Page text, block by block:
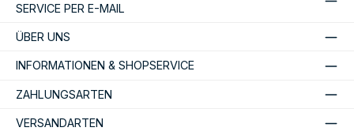
SERVICE PER E-MAIL
ÜBER UNS
INFORMATIONEN & SHOPSERVICE
ZAHLUNGSARTEN
VERSANDARTEN